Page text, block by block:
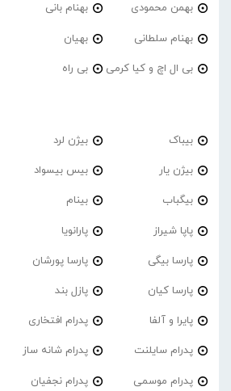
بهمن محمودی بهنام بانی
بهنام سلطانی بهیان
بی ال اچ و کیا کرمی بی راه
بیباک بیژن لرد
بیژن یار بیس بیسواد
بیگباب بینام
پاپا شیراز پارانویا
پارسا بیگی پارسا پورشان
پارسا کیان پازل بند
پایرا و آلفا پدرام افتخاری
پدرام‌ سایلنت پدرام شانه ساز
پدرام موسمی پدرام نجفیان